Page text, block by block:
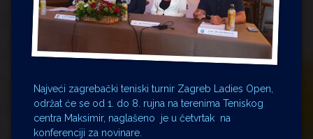
Željko Krznarić
Mario Lovreković
Najveći zagrebački teniski turnir Zagreb Ladies Open,
održat će se od 1. do 8. rujna na terenima Teniskog
centra Maksimir, naglašeno je u četvrtak na
konferenciji za novinare.